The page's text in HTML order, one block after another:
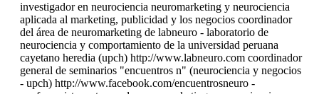
investigador en neurociencia neuromarketing y neurociencia
aplicada al marketing, publicidad y los negocios coordinador
del área de neuromarketing de labneuro - laboratorio de
neurociencia y comportamiento de la universidad peruana
cayetano heredia (upch) http://www.labneuro.com coordinador
general de seminarios "encuentros n" (neurociencia y negocios
- upch) http://www.facebook.com/encuentrosneuro -